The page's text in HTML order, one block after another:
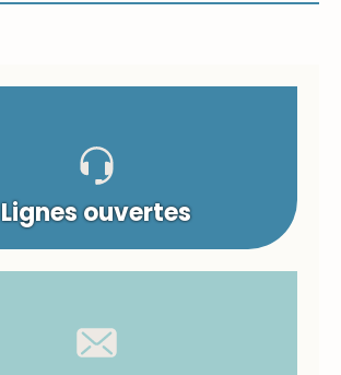
Lignes ouvertes